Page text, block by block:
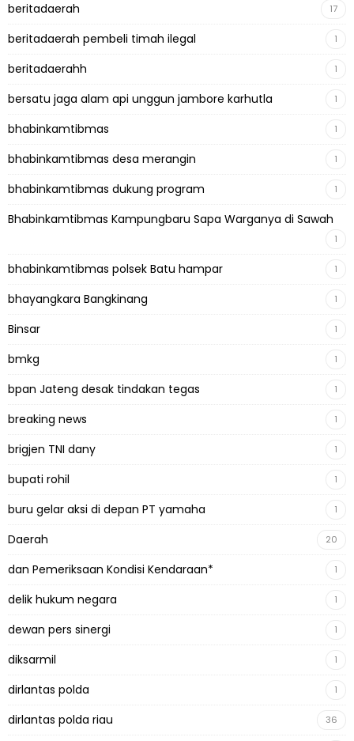
beritadaerah 17
beritadaerah pembeli timah ilegal 1
beritadaerahh 1
bersatu jaga alam api unggun jambore karhutla 1
bhabinkamtibmas 1
bhabinkamtibmas desa merangin 1
bhabinkamtibmas dukung program 1
Bhabinkamtibmas Kampungbaru Sapa Warganya di Sawah
1
bhabinkamtibmas polsek Batu hampar 1
bhayangkara Bangkinang 1
Binsar 1
bmkg 1
bpan Jateng desak tindakan tegas 1
breaking news 1
brigjen TNI dany 1
bupati rohil 1
buru gelar aksi di depan PT yamaha 1
Daerah 20
dan Pemeriksaan Kondisi Kendaraan* 1
delik hukum negara 1
dewan pers sinergi 1
diksarmil 1
dirlantas polda 1
dirlantas polda riau 36